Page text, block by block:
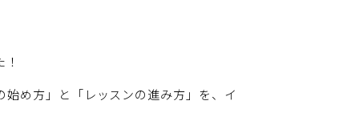
め方」と「レッスンの進み方」を、イ